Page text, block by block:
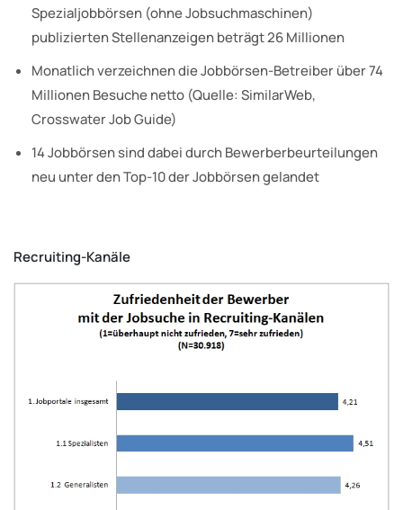
Spezialjobbörsen (ohne Jobsuchmaschinen)
publizierten Stellenanzeigen beträgt 26 Millionen
Monatlich verzeichnen die Jobbörsen-Betreiber über 74
Millionen Besuche netto (Quelle: SimilarWeb,
Crosswater Job Guide)
14 Jobbörsen sind dabei durch Bewerberbeurteilungen
neu unter den Top-10 der Jobbörsen gelandet
Recruiting-Kanäle